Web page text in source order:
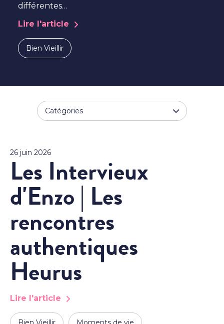
différentes…
Lire l'article
Bien Vieillir
Catégories
26 juin 2026
Les Intervieux
d'Enzo | Les
rencontres
authentiques
Heurus
Lire l'article